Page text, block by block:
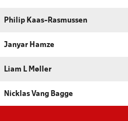
Philip Kaas-Rasmussen
Janyar Hamze
Liam L Møller
Nicklas Vang Bagge